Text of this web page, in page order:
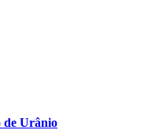
de Urânio